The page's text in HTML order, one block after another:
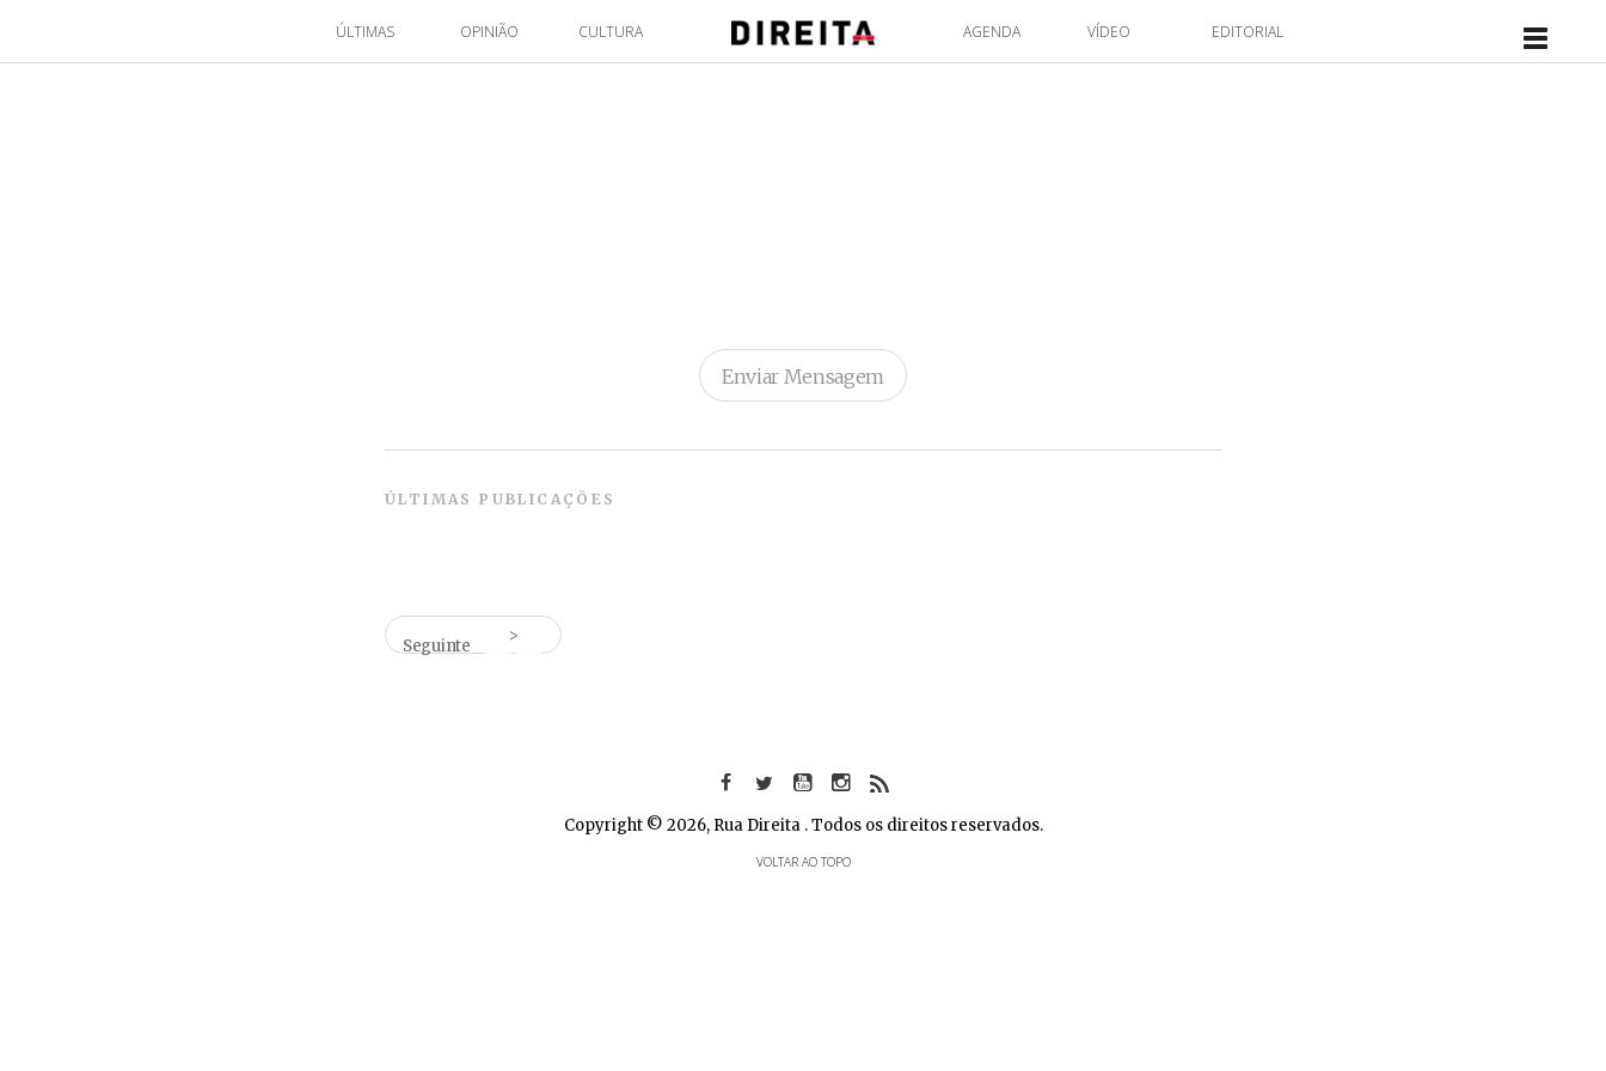
ÚLTIMAS OPINIÃO CULTURA AGENDA VÍDEO EDITORIAL
Enviar Mensagem
ÚLTIMAS PUBLICAÇÕES
Seguinte
Copyright © 2026, Rua Direita . Todos os direitos reservados.
VOLTAR AO TOPO